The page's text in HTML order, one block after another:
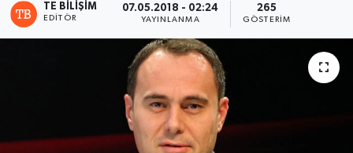
TE BILIŞIM
EDITÖR
07.05.2018 - 02:24
YAYINLANMA
265
GÖSTERIM